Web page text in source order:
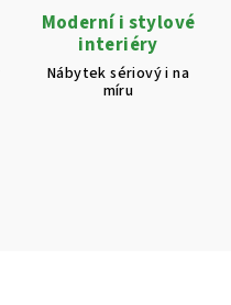
Moderní i stylové
interiéry
Nábytek sériový i na
míru